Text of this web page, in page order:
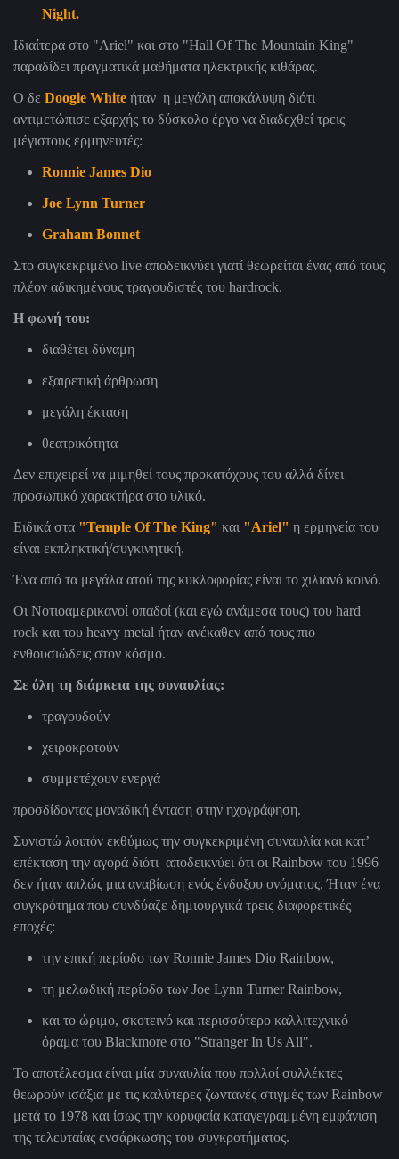
Night.
Ιδιαίτερα στο "Ariel" και στο "Hall Of The Mountain King"
παραδίδει πραγματικά μαθήματα ηλεκτρικής κιθάρας.
Ο δε Doogie White ήταν η μεγάλη αποκάλυψη διότι
αντιμετώπισε εξαρχής το δύσκολο έργο να διαδεχθεί τρεις
μέγιστους ερμηνευτές:
Ronnie James Dio
Joe Lynn Turner
Graham Bonnet
Στο συγκεκριμένο live αποδεικνύει γιατί θεωρείται ένας από τους
πλέον αδικημένους τραγουδιστές του hardrock.
Η φωνή του:
διαθέτει δύναμη
εξαιρετική άρθρωση
μεγάλη έκταση
θεατρικότητα
Δεν επιχειρεί να μιμηθεί τους προκατόχους του αλλά δίνει
προσωπικό χαρακτήρα στο υλικό.
Ειδικά στα "Temple Of The King" και "Ariel" η ερμηνεία του
είναι εκπληκτική/συγκινητική.
Ένα από τα μεγάλα ατού της κυκλοφορίας είναι το χιλιανό κοινό.
Οι Νοτιοαμερικανοί οπαδοί (και εγώ ανάμεσα τους) του hard
rock και του heavy metal ήταν ανέκαθεν από τους πιο
ενθουσιώδεις στον κόσμο.
Σε όλη τη διάρκεια της συναυλίας:
τραγουδούν
χειροκροτούν
συμμετέχουν ενεργά
προσδίδοντας μοναδική ένταση στην ηχογράφηση.
Συνιστώ λοιπόν εκθύμως την συγκεκριμένη συναυλία και κατ’
επέκταση την αγορά διότι αποδεικνύει ότι οι Rainbow του 1996
δεν ήταν απλώς μια αναβίωση ενός ένδοξου ονόματος. Ήταν ένα
συγκρότημα που συνδύαζε δημιουργικά τρεις διαφορετικές
εποχές:
την επική περίοδο των Ronnie James Dio Rainbow,
τη μελωδική περίοδο των Joe Lynn Turner Rainbow,
και το ώριμο, σκοτεινό και περισσότερο καλλιτεχνικό
όραμα του Blackmore στο "Stranger In Us All".
Το αποτέλεσμα είναι μία συναυλία που πολλοί συλλέκτες
θεωρούν ισάξια με τις καλύτερες ζωντανές στιγμές των Rainbow
μετά το 1978 και ίσως την κορυφαία καταγεγραμμένη εμφάνιση
της τελευταίας ενσάρκωσης του συγκροτήματος.